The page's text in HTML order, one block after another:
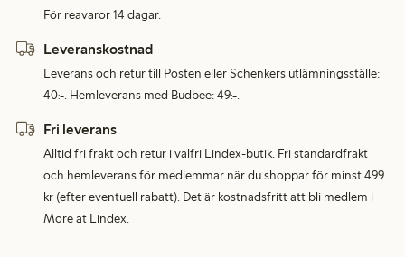
För reavaror 14 dagar.
Leveranskostnad
Leverans och retur till Posten eller Schenkers utlämningsställe:
40:-. Hemleverans med Budbee: 49:-.
Fri leverans
Alltid fri frakt och retur i valfri Lindex-butik. Fri standardfrakt
och hemleverans för medlemmar när du shoppar för minst 499
kr (efter eventuell rabatt). Det är kostnadsfritt att bli medlem i
More at Lindex.